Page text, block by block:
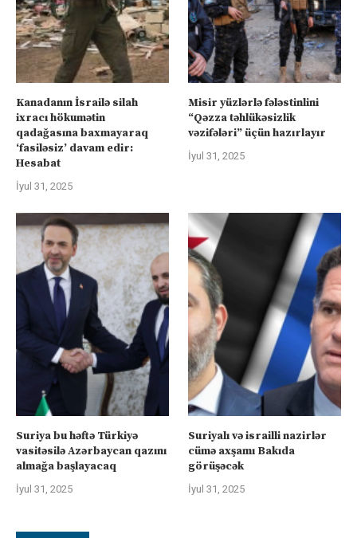
Kanadanın İsrailə silah
ixracı hökumətin
qadağasına baxmayaraq
‘fasiləsiz’ davam edir:
Hesabat
İyul 31, 2025
Misir yüzlərlə fələstinlini
“Qəzza təhlükəsizlik
vəzifələri” üçün hazırlayır
İyul 31, 2025
Suriya bu həftə Türkiyə
vasitəsilə Azərbaycan qazını
almağa başlayacaq
İyul 31, 2025
Suriyalı və israilli nazirlər
cümə axşamı Bakıda
görüşəcək
İyul 31, 2025